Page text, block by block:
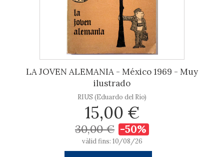
LA JOVEN ALEMANIA - México 1969 - Muy
ilustrado
RIUS (Eduardo del Río)
15,00 €
30,00 € -50%
vàlid fins: 10/08/26